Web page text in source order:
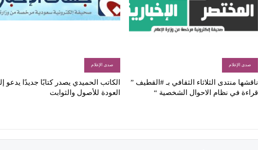
صدى الإعلام
ناقشها منتدى الثلاثاء الثقافي بـ #القطيف ”
قراءة في نظام الاحوال الشخصية “
صدى الإعلام
الكاتب الحميدي يصدر كتابًا جديدًا يدعو
العودة للأصول والثوابت